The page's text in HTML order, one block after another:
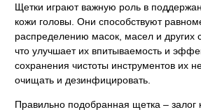
Щетки играют важную роль в
кожи головы. Они способствуют
распределению масок, масел и других
что улучшает их впитываемость и
сохранения чистоты инструментов их
очищать и дезинфицировать.
Правильно подобранная щетка – залог